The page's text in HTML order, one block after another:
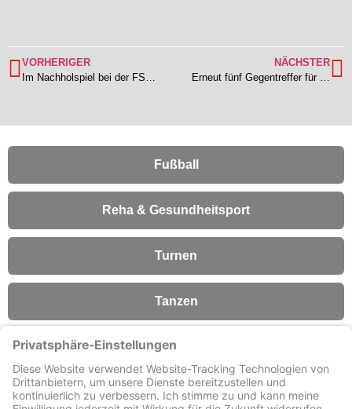
VORHERIGER
NÄCHSTER
Fußball
Reha & Gesundheitsport
Turnen
Tanzen
Fitness
Förderverein